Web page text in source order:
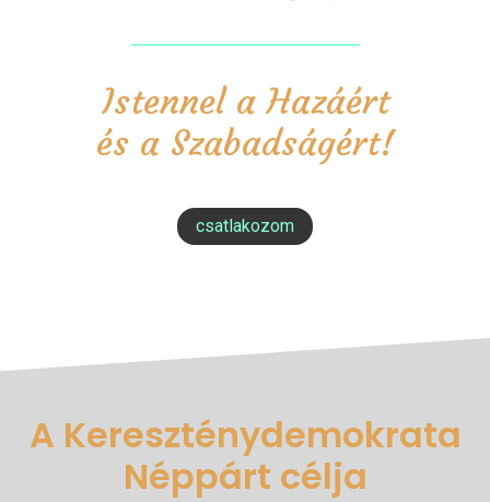
Istennel a Hazáért
és a Szabadságért!
csatlakozom
A Kereszténydemokrata
Néppárt célja